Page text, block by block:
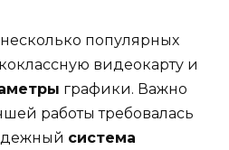
популярных
видеокарту и
графики. Важно
работы требовалась
система